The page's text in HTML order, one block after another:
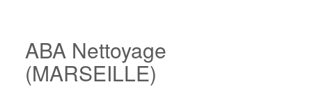
ABA Nettoyage
(MARSEILLE)